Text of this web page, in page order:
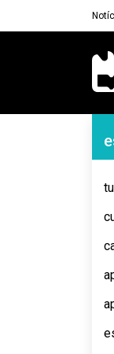
Navegação